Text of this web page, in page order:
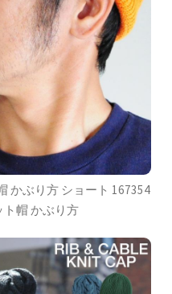
かぶり方 ショート 167354
ト帽 かぶり方